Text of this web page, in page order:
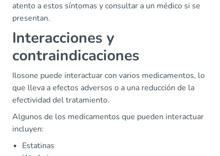
atento a estos síntomas y consultar a un médico si se
presentan.
Interacciones y
contraindicaciones
Ilosone puede interactuar con varios medicamentos, lo
que lleva a efectos adversos o a una reducción de la
efectividad del tratamiento.
Algunos de los medicamentos que pueden interactuar
incluyen:
Estatinas